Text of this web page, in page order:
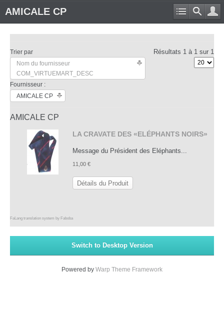
AMICALE CP
Trier par
Nom du fournisseur
COM_VIRTUEMART_DESC
Fournisseur :
AMICALE CP
Résultats 1 à 1 sur 1
AMICALE CP
LA CRAVATE DES «ELÉPHANTS NOIRS»
Message du Président des Eléphants...
11,00 €
Détails du Produit
FaLang translation system by Faboba
Switch to Desktop Version
Powered by Warp Theme Framework